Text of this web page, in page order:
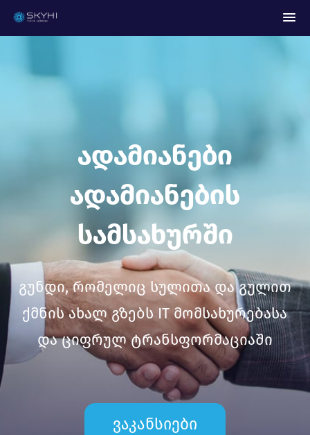
Ადამიანები
Ადამიანების
Სამსახურში
გუნდი, რომელიც სულითა და გულით
ქმნის ახალ გზებს IT მომსახურებასა
და ციფრულ ტრანსფორმაციაში
ვაკანსიები